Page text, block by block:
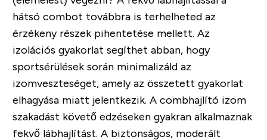
hátsó combot továbbra is terhelheted az
érzékeny részek pihentetése mellett. Az
izolációs gyakorlat segíthet abban, hogy
sportsérülések során minimalizáld az
izomveszteséget, amely az összetett gyakorlat
elhagyása miatt jelentkezik. A combhajlító izom
szakadást követő edzéseken gyakran alkalmaznak
fekvő lábhajlítást. A biztonságos, moderált